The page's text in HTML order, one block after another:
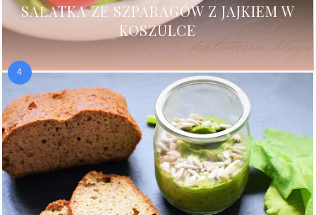
SAŁATKA ZE SZPARAGÓW Z JAJKIEM W
KOSZULCE